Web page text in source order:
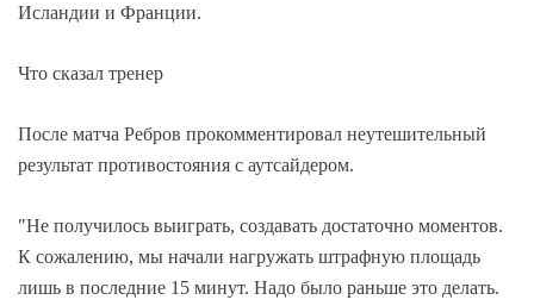
Исландии и Франции.
Что сказал тренер
После матча Ребров прокомментировал неутешительный
результат противостояния с аутсайдером.
"Не получилось выиграть, создавать достаточно моментов.
К сожалению, мы начали нагружать штрафную площадь
лишь в последние 15 минут. Надо было раньше это делать.